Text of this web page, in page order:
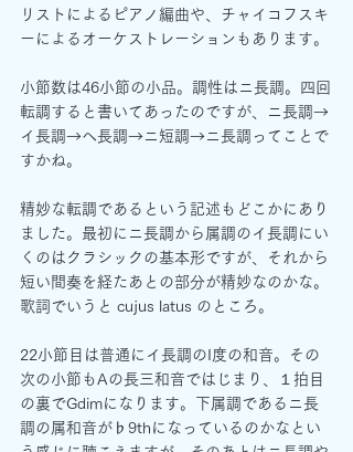
リストによるピアノ編曲や、チャイコフスキ
ーによるオーケストレーションもあります。
小節数は46小節の小品。調性はニ長調。四回
転調すると書いてあったのですが、ニ長調→
イ長調→ヘ長調→ニ短調→ニ長調ってことで
すかね。
精妙な転調であるという記述もどこかにあり
ました。最初にニ長調から属調のイ長調にい
くのはクラシックの基本形ですが、それから
短い間奏を経たあとの部分が精妙なのかな。
歌詞でいうと cujus latus のところ。
22小節目は普通にイ長調のI度の和音。その
次の小節もAの長三和音ではじまり、１拍目
の裏でGdimになります。下属調であるニ長
調の属和音が♭9thになっているのかなとい